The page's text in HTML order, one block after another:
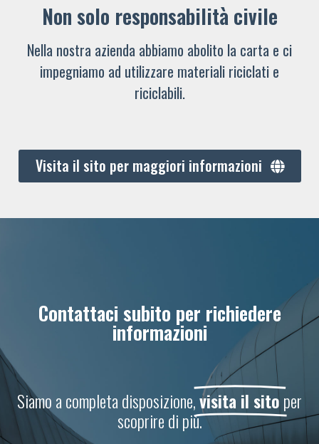
Non solo responsabilità civile
Nella nostra azienda abbiamo abolito la carta e ci
impegniamo ad utilizzare materiali riciclati e
riciclabili.
Visita il sito per maggiori informazioni
Contattaci subito per richiedere
informazioni
Siamo a completa disposizione,visita il sitoper
scoprire di più.